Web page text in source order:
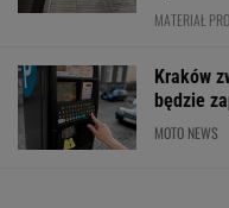
MATERIAŁ
Kraków
będzie
MOTO NEWS